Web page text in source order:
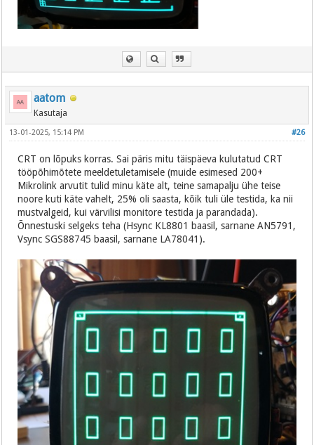
aatom
Kasutaja
#26
13-01-2025, 15:14 PM
CRT on lõpuks korras. Sai päris mitu täispäeva kulutatud CRT
tööpõhimõtete meeldetuletamisele (muide esimesed 200+
Mikrolink arvutit tulid minu käte alt, teine samapalju ühe teise
noore kuti käte vahelt, 25% oli saasta, kõik tuli üle testida, ka nii
mustvalgeid, kui värvilisi monitore testida ja parandada).
Õnnestuski selgeks teha (Hsync KL8801 baasil, sarnane AN5791,
Vsync SGS88745 baasil, sarnane LA78041).